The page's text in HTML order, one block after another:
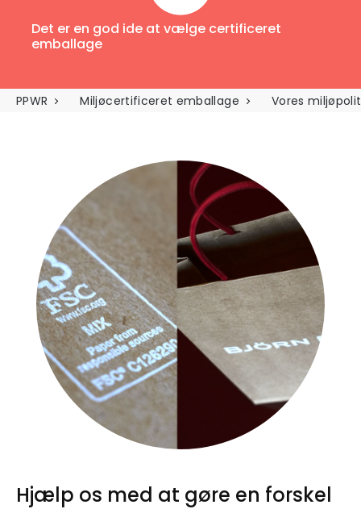
Det er en god ide at vælge certificeret
emballage
PPWR Miljøcertificeret emballage Vores
Hjælp os med at gøre en forskel